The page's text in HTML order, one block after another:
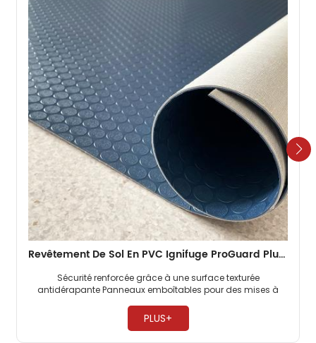
Revêtement De Sol En PVC Ignifuge ProGuard Plus Pour Cabines D'avion, Très Résistant, Pour Compagnies Aériennes Commerciales
Sécurité renforcée grâce à une surface texturée
antidérapante Panneaux emboîtables pour des mises à
PLUS+